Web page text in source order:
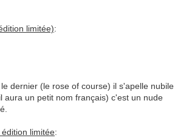
limitée):
dernier (le rose of course) il s'apelle nubile
aura un petit nom français) c'est un nude
limitée: